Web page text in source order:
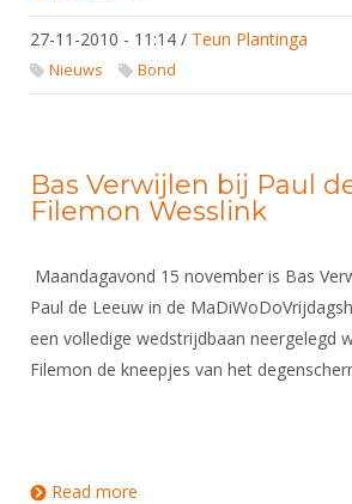
27-11-2010 - 11:14 / Teun Plantinga
Nieuws Bond
Bas Verwijlen bij Paul
Filemon Wesslink
Maandagavond 15 november is Bas
Paul de Leeuw in de
een volledige wedstrijdbaan neergelegd
Filemon de kneepjes van het
Read more